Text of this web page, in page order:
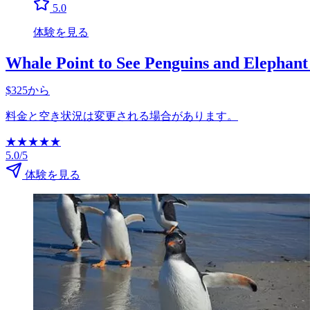
5.0
体験を見る
Whale Point to See Penguins and Elephant
$325から
料金と空き状況は変更される場合があります。
★★★★★
5.0/5
体験を見る